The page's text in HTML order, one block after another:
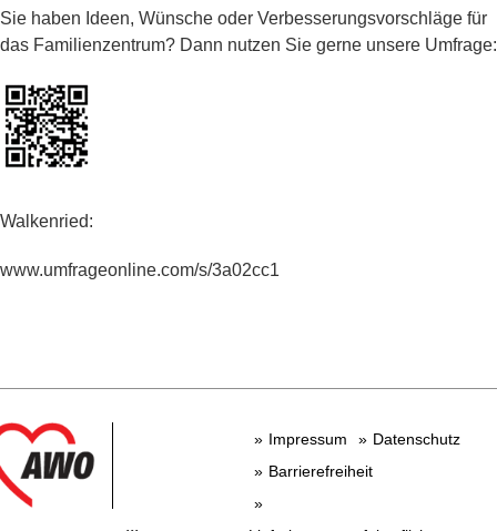
Seitenspalte
Sie haben Ideen, Wünsche oder Verbesserungsvorschläge für
das Familienzentrum? Dann nutzen Sie gerne unsere Umfrage:
Walkenried:
www.umfrageonline.com/s/3a02cc1
Impressum
Datenschutz
Barrierefreiheit